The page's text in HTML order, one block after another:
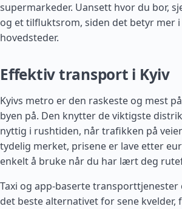
supermarkeder. Uansett hvor du bor,
og et tilfluktsrom, siden det betyr mer
hovedsteder.
Effektiv transport i Kyiv
Kyivs metro er den raskeste og mest
byen på. Den knytter de viktigste
nyttig i rushtiden, når trafikken på
tydelig merket, prisene er lave etter
enkelt å bruke når du har lært deg
Taxi og app-baserte
det beste alternativet for sene